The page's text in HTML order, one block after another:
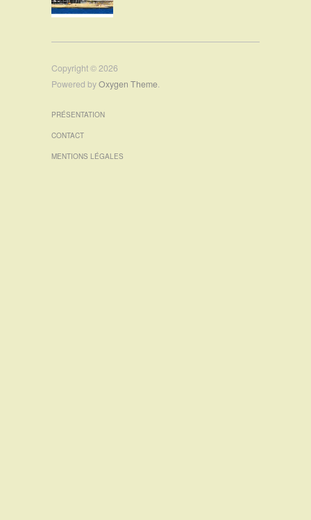
Copyright © 2026
Powered byOxygen Theme.
PRÉSENTATION
CONTACT
MENTIONS LÉGALES